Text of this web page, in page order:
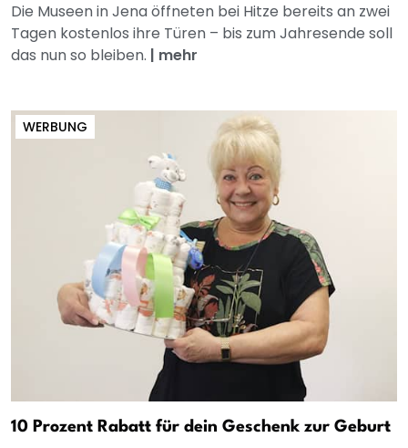
Die Museen in Jena öffneten bei Hitze bereits an zwei
Tagen kostenlos ihre Türen – bis zum Jahresende soll
das nun so bleiben. | mehr
WERBUNG
10 Prozent Rabatt für dein Geschenk zur Geburt